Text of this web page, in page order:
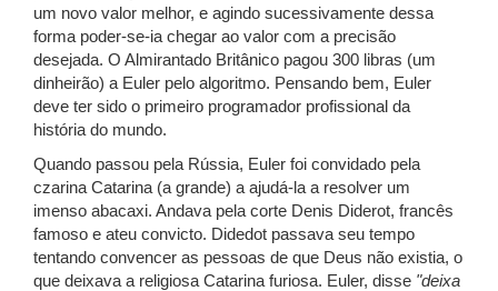
um novo valor melhor, e agindo sucessivamente dessa
forma poder-se-ia chegar ao valor com a precisão
desejada. O Almirantado Britânico pagou 300 libras (um
dinheirão) a Euler pelo algoritmo. Pensando bem, Euler
deve ter sido o primeiro programador profissional da
história do mundo.
Quando passou pela Rússia, Euler foi convidado pela
czarina Catarina (a grande) a ajudá-la a resolver um
imenso abacaxi. Andava pela corte Denis Diderot, francês
famoso e ateu convicto. Didedot passava seu tempo
tentando convencer as pessoas de que Deus não existia, o
que deixava a religiosa Catarina furiosa. Euler, disse "deixa